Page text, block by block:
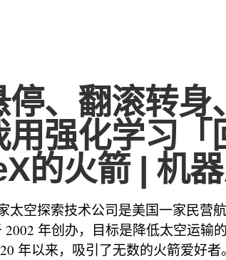
停、翻滚转身
用强化学习「
的火箭 | 机
太空探索技术公司是美国一家民营
2002 年创办，目标是降低太空运输
年以来，吸引了无数的火箭爱好者。